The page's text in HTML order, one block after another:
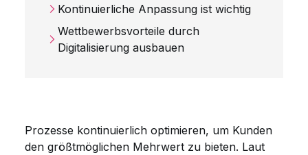
Kontinuierliche Anpassung ist wichtig
Wettbewerbsvorteile durch
Digitalisierung ausbauen
Prozesse kontinuierlich optimieren, um Kunden
den größtmöglichen Mehrwert zu bieten. Laut